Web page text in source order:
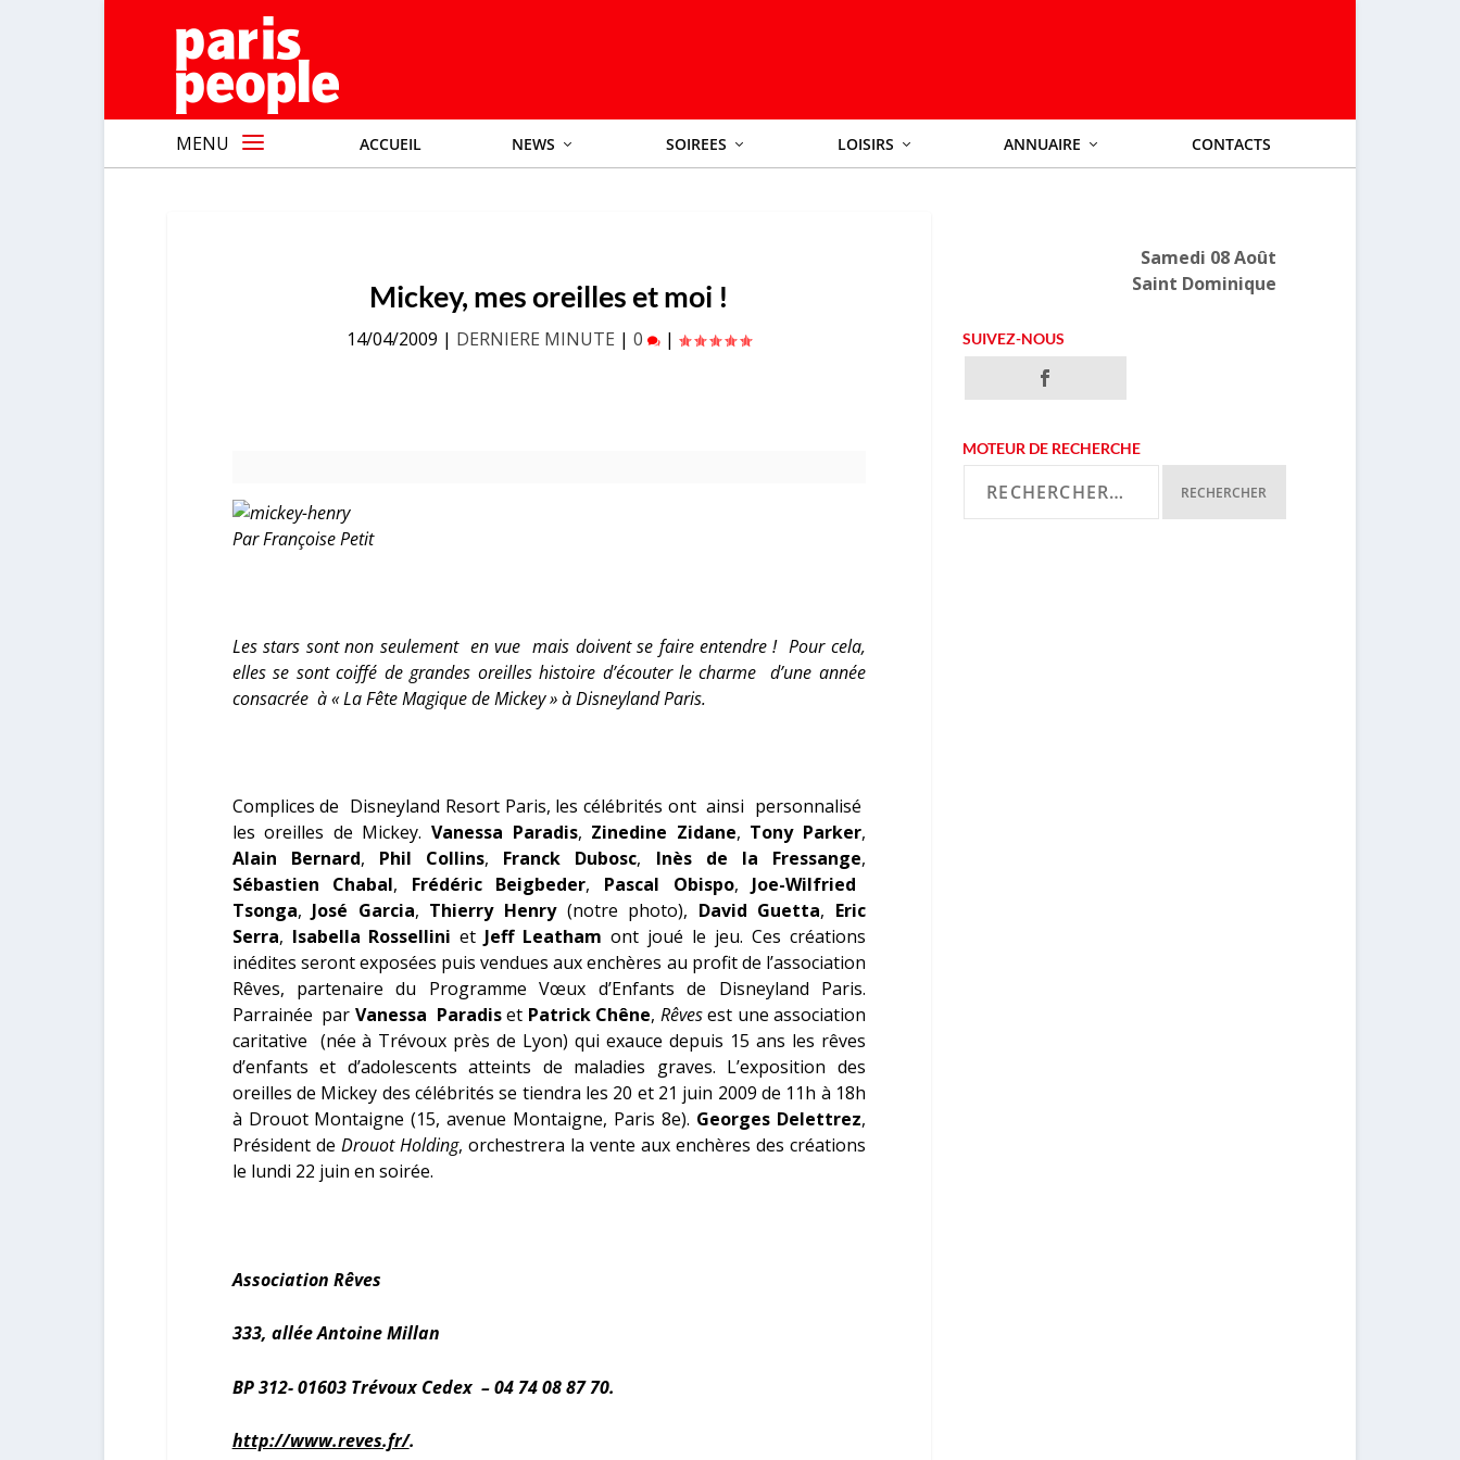
MENU ACCUEIL NEWS SOIREES LOISIRS ANNUAIRE CONTACTS
Mickey, mes oreilles et moi !
14/04/2009 | DERNIERE MINUTE |0 |
Par Françoise Petit
Les stars sont non seulement en vue mais doivent se faire entendre ! Pour cela,
elles se sont coiffé de grandes oreilles histoire d’écouter le charme d’une année
consacrée à « La Fête Magique de Mickey » à Disneyland Paris.
Complices de Disneyland Resort Paris, les célébrités ont ainsi personnalisé
les oreilles de Mickey. Vanessa Paradis, Zinedine Zidane, Tony Parker,
Alain Bernard, Phil Collins, Franck Dubosc, Inès de la Fressange,
Sébastien Chabal, Frédéric Beigbeder, Pascal Obispo, Joe-Wilfried
Tsonga, José Garcia, Thierry Henry (notre photo), David Guetta, Eric
Serra, Isabella Rosselliniet Jeff Leatham ont joué le jeu. Ces créations
inédites seront exposées puis vendues aux enchères au profit de l’association
Rêves, partenaire du Programme Vœux d’Enfants de Disneyland Paris.
Parrainée par Vanessa Paradiset Patrick Chêne, Rêvesest une association
caritative (née à Trévoux près de Lyon) qui exauce depuis 15 ans les rêves
d’enfants et d’adolescents atteints de maladies graves. L’exposition des
oreilles de Mickey des célébrités se tiendra les 20 et 21 juin 2009 de 11h à 18h
à Drouot Montaigne (15, avenue Montaigne, Paris 8e). Georges Delettrez,
Président de Drouot Holding, orchestrera la vente aux enchères des créations
le lundi 22 juin en soirée.
Association Rêves
333, allée Antoine Millan
BP 312- 01603 Trévoux Cedex – 04 74 08 87 70.
http://www.reves.fr/.
Samedi 08 Août
Saint Dominique
SUIVEZ-NOUS
MOTEUR DE RECHERCHE